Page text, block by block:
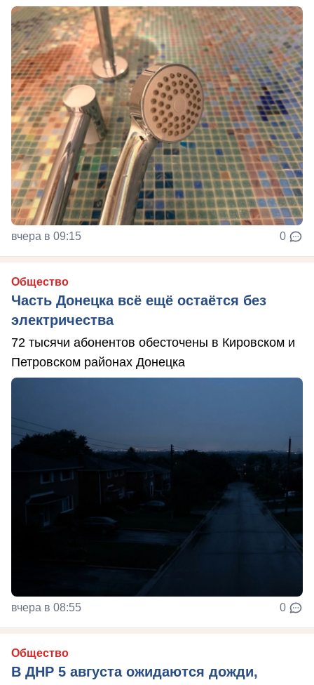
вчера в 09:15 0
Общество
Часть Донецка всё ещё остаётся без
электричества
72 тысячи абонентов обесточены в Кировском и
Петровском районах Донецка
вчера в 08:55 0
Общество
В ДНР 5 августа ожидаются дожди,